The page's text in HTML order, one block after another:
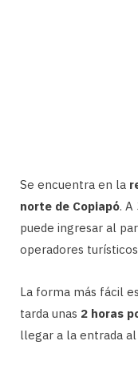
Se encuentra en la
norte de Copiapó. A
puede ingresar al
operadores
La forma más fácil
tarda unas 2 horas
llegar a la entrada